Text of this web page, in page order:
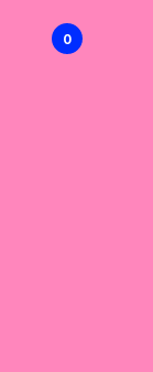
0